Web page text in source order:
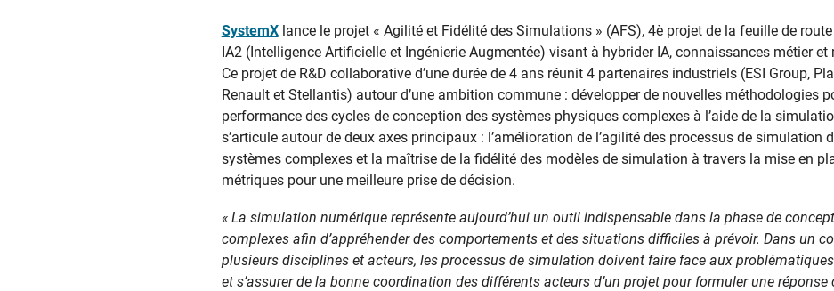
SystemXlance le projet « Agilité et Fidélité des Simulations » (AFS), 4è projet de la feuille de
IA2 (Intelligence Artificielle et Ingénierie Augmentée) visant à hybrider IA, connaissances métier
Ce projet de R&D collaborative d’une durée de 4 ans réunit 4 partenaires industriels (ESI Group,
Renault et Stellantis) autour d’une ambition commune : développer de nouvelles méthodologies
performance des cycles de conception des systèmes physiques complexes à l’aide de la
s’articule autour de deux axes principaux : l’amélioration de l’agilité des processus de simulation
systèmes complexes et la maîtrise de la fidélité des modèles de simulation à travers la mise en
métriques pour une meilleure prise de décision.
« La simulation numérique représente aujourd’hui un outil indispensable dans la phase de
complexes afin d’appréhender des comportements et des situations difficiles à prévoir. Dans un
plusieurs disciplines et acteurs, les processus de simulation doivent faire face aux
et s’assurer de la bonne coordination des différents acteurs d’un projet pour formuler une réponse